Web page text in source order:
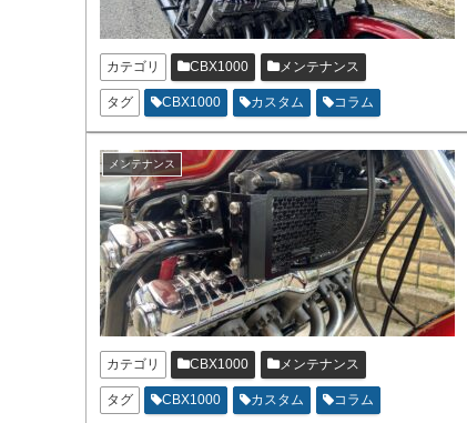
カテゴリ
CBX1000 メンテナンス
タグ CBX1000 カスタム コラム
メンテナンス
カテゴリ
CBX1000 メンテナンス
タグ CBX1000 カスタム コラム